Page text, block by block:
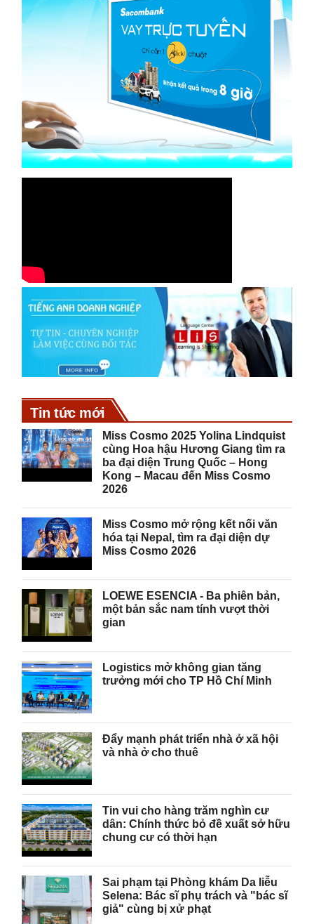
Tin tức mới
Miss Cosmo 2025 Yolina Lindquist
cùng Hoa hậu Hương Giang tìm ra
ba đại diện Trung Quốc – Hong
Kong – Macau đến Miss Cosmo
2026
Miss Cosmo mở rộng kết nối văn
hóa tại Nepal, tìm ra đại diện dự
Miss Cosmo 2026
LOEWE ESENCIA - Ba phiên bản,
một bản sắc nam tính vượt thời
gian
Logistics mở không gian tăng
trưởng mới cho TP Hồ Chí Minh
Đẩy mạnh phát triển nhà ở xã hội
và nhà ở cho thuê
Tin vui cho hàng trăm nghìn cư
dân: Chính thức bỏ đề xuất sở hữu
chung cư có thời hạn
Sai phạm tại Phòng khám Da liễu
Selena: Bác sĩ phụ trách và "bác sĩ
giả" cùng bị xử phạt